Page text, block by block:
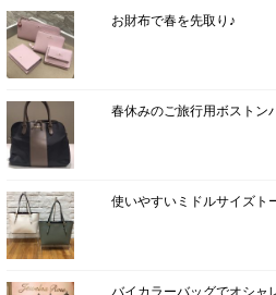
お財布で春を先取り♪
春休みのご旅行用ボストン
使いやすいミドルサイズト
バイカラーバッグでオシャ